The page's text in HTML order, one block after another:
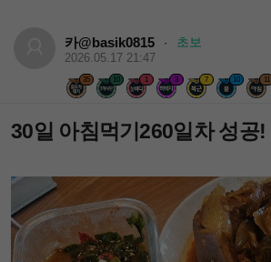
카@basik0815 · 초보
2026.05.17 21:47
35 10 1 3 7 10 11
30일 아침먹기260일차 성공!